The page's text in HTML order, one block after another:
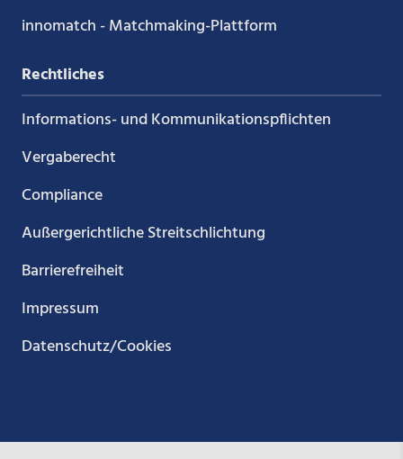
innomatch - Matchmaking-Plattform
Rechtliches
Informations- und Kommunikations­pflichten
Vergaberecht
Compliance
Außergerichtliche Streitschlichtung
Barrierefreiheit
Impressum
Datenschutz/Cookies